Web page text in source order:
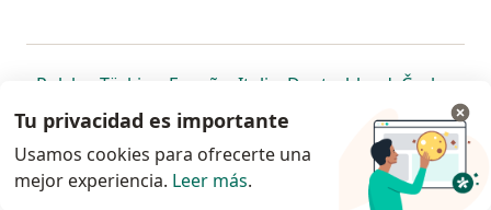
Polska se abre en una nueva pestaña
Türkiye se abre en una nueva pestaña
España se abre en una nueva pestaña
Italia se abre en una nueva
Deutschlandse abre en
Česko
Portugal
se abre en una nueva pestaña
México se abre en una nueva pestaña
Chile se abre en una nueva pestaña
Brasil se abre en una nueva
se abre en
se
se abre en una nueva
www.doctoralia.com.mx © 2026 - Encuentra tu
Tu privacidad es importante
Usamos cookies para ofrecerte una
mejor experiencia. Leer más.